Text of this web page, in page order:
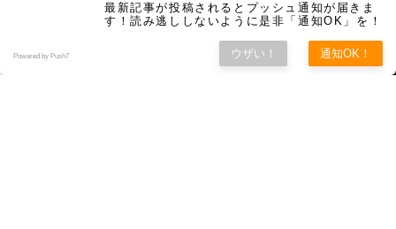
最新記事が投稿されるとプッシュ通知が届きま
す！読み逃ししないように是非「通知OK」を！
Powered by Push7 ウザい！ 通知OK！